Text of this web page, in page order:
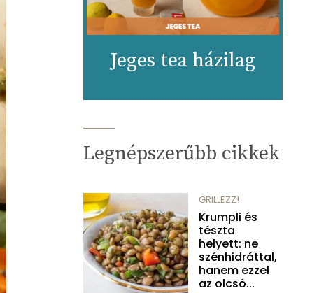
Jeges tea házilag
Legnépszerűbb cikkek
GRILLEZZ!
Krumpli és
tészta
helyett: ne
szénhidráttal,
hanem ezzel
az olcsó...